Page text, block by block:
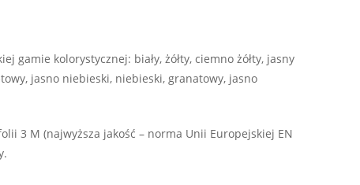
gamie kolorystycznej: biały, żółty, ciemno żółty, jasny
jasno niebieski, niebieski, granatowy, jasno
3 M (najwyższa jakość – norma Unii Europejskiej EN